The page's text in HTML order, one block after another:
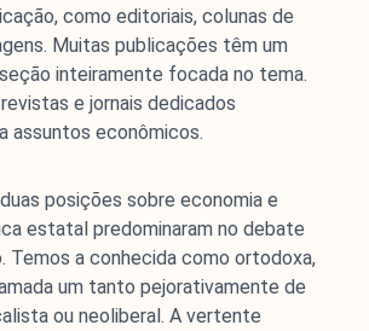
como editoriais, colunas de
Muitas publicações têm um
inteiramente focada no tema.
e jornais dedicados
assuntos econômicos.
posições sobre economia e
estatal predominaram no debate
Temos a conhecida como ortodoxa,
um tanto pejorativamente de
ou neoliberal. A vertente